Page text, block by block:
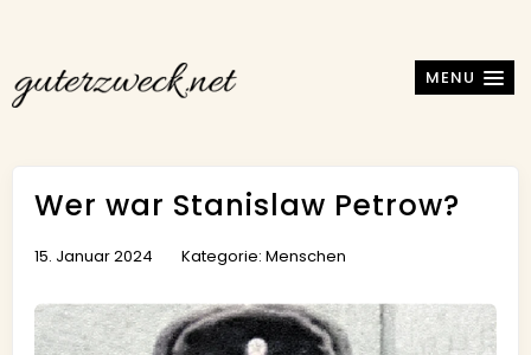
MENU
Wer war Stanislaw Petrow?
15. Januar 2024 Kategorie: Menschen